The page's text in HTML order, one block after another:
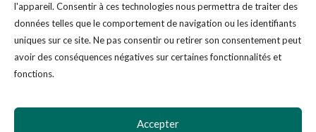
l'appareil. Consentir à ces technologies nous permettra de traiter des
données telles que le comportement de navigation ou les identifiants
uniques sur ce site. Ne pas consentir ou retirer son consentement peut
avoir des conséquences négatives sur certaines fonctionnalités et
fonctions.
Accepter
d’apprentissage pour les enfants de 2 ans et demi à 12